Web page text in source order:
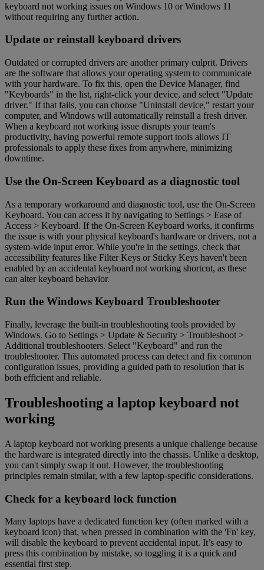
keyboard not working issues on Windows 10 or Windows 11
without requiring any further action.
Update or reinstall keyboard drivers
Outdated or corrupted drivers are another primary culprit. Drivers
are the software that allows your operating system to communicate
with your hardware. To fix this, open the Device Manager, find
"Keyboards" in the list, right-click your device, and select "Update
driver." If that fails, you can choose "Uninstall device," restart your
computer, and Windows will automatically reinstall a fresh driver.
When a keyboard not working issue disrupts your team's
productivity, having powerful remote support tools allows IT
professionals to apply these fixes from anywhere, minimizing
downtime.
Use the On-Screen Keyboard as a diagnostic tool
As a temporary workaround and diagnostic tool, use the On-Screen
Keyboard. You can access it by navigating to Settings > Ease of
Access > Keyboard. If the On-Screen Keyboard works, it confirms
the issue is with your physical keyboard's hardware or drivers, not a
system-wide input error. While you're in the settings, check that
accessibility features like Filter Keys or Sticky Keys haven't been
enabled by an accidental keyboard not working shortcut, as these
can alter keyboard behavior.
Run the Windows Keyboard Troubleshooter
Finally, leverage the built-in troubleshooting tools provided by
Windows. Go to Settings > Update & Security > Troubleshoot >
Additional troubleshooters. Select "Keyboard" and run the
troubleshooter. This automated process can detect and fix common
configuration issues, providing a guided path to resolution that is
both efficient and reliable.
Troubleshooting a laptop keyboard not
working
A laptop keyboard not working presents a unique challenge because
the hardware is integrated directly into the chassis. Unlike a desktop,
you can't simply swap it out. However, the troubleshooting
principles remain similar, with a few laptop-specific considerations.
Check for a keyboard lock function
Many laptops have a dedicated function key (often marked with a
keyboard icon) that, when pressed in combination with the 'Fn' key,
will disable the keyboard to prevent accidental input. It’s easy to
press this combination by mistake, so toggling it is a quick and
essential first step.